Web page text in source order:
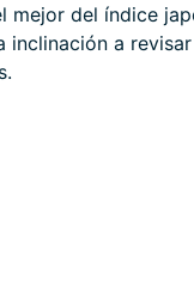
del índice
a